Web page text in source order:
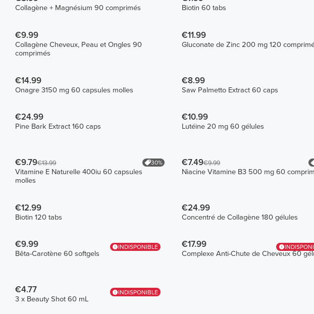
Collagène + Magnésium 90 comprimés Biotin 60 tabs
€9.99
Collagène Cheveux, Peau et Ongles 90
comprimés
€11.99
Gluconate de Zinc 200 mg 120
€14.99
Onagre 3150 mg 60 capsules molles
€8.99
Saw Palmetto Extract 60 caps
€24.99
Pine Bark Extract 160 caps
€10.99
Lutéine 20 mg 60 gélules
€9.79€13.99 30%
Vitamine E Naturelle 400iu 60 capsules
molles
€7.49€9.99
Niacine Vitamine B3 500 mg 60
€12.99
Biotin 120 tabs
€24.99
Concentré de Collagène 180 gélules
INDISPONIBLE
€9.99
Bêta-Carotène 60 softgels
€17.99
Complexe Anti-Chute de Cheveux 60
INDISPONIBLE
€4.77
3 x Beauty Shot 60 mL